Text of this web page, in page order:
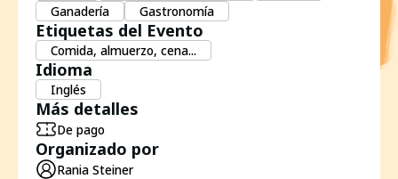
Ganadería
Gastronomía
Etiquetas del Evento
Comida, almuerzo, cena...
Idioma
Inglés
Más detalles
De pago
Organizado por
Rania Steiner